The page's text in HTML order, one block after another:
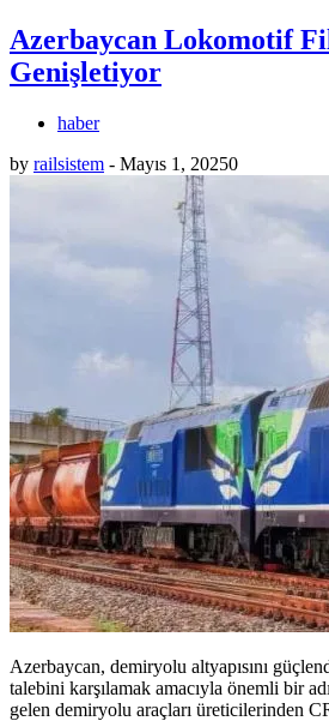
Azerbaycan Lokomotif
Genişletiyor
haber
by railsistem - Mayıs 1, 20250
Azerbaycan, demiryolu altyapısını
talebini karşılamak amacıyla önemli bir
gelen demiryolu araçları üreticilerinden